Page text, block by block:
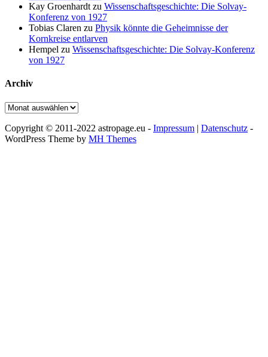
Kay Groenhardt zu Wissenschaftsgeschichte: Die Solvay-
Konferenz von 1927
Tobias Claren zu Physik könnte die Geheimnisse der
Kornkreise entlarven
Hempel zu Wissenschaftsgeschichte: Die Solvay-Konferenz
von 1927
Archiv
Archiv
Copyright © 2011-2022 astropage.eu - Impressum | Datenschutz -
WordPress Theme by MH Themes